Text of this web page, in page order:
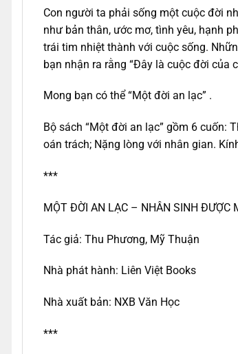
Con người ta phải sống một cuộc đời
như bản thân, ước mơ, tình yêu, hạnh
trái tim nhiệt thành với cuộc sống.
bạn nhận ra rằng “Đây là cuộc đời của
Mong bạn có thể “Một đời an lạc” .
Bộ sách “Một đời an lạc” gồm 6 cuốn:
oán trách; Nặng lòng với nhân gian.
***
MỘT ĐỜI AN LẠC – NHÂN SINH ĐƯỢC
Tác giả: Thu Phương, Mỹ Thuận
Nhà phát hành: Liên Việt Books
Nhà xuất bản: NXB Văn Học
***